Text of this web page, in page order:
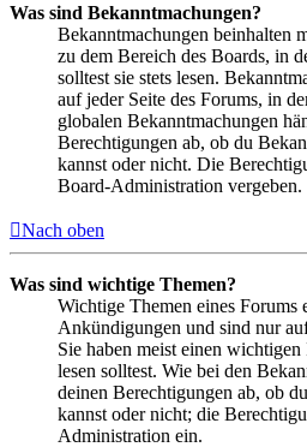
Was sind Bekanntmachungen?
Bekanntmachungen beinhalten
zu dem Bereich des Boards, in
solltest sie stets lesen.
auf jeder Seite des Forums, in
globalen Bekanntmachungen
Berechtigungen ab, ob du
kannst oder nicht. Die
Board-Administration vergeben.
Nach oben
Was sind wichtige Themen?
Wichtige Themen eines Forums
Ankündigungen und sind nur
Sie haben meist einen
lesen solltest. Wie bei den
deinen Berechtigungen ab, ob
kannst oder nicht; die
Administration ein.